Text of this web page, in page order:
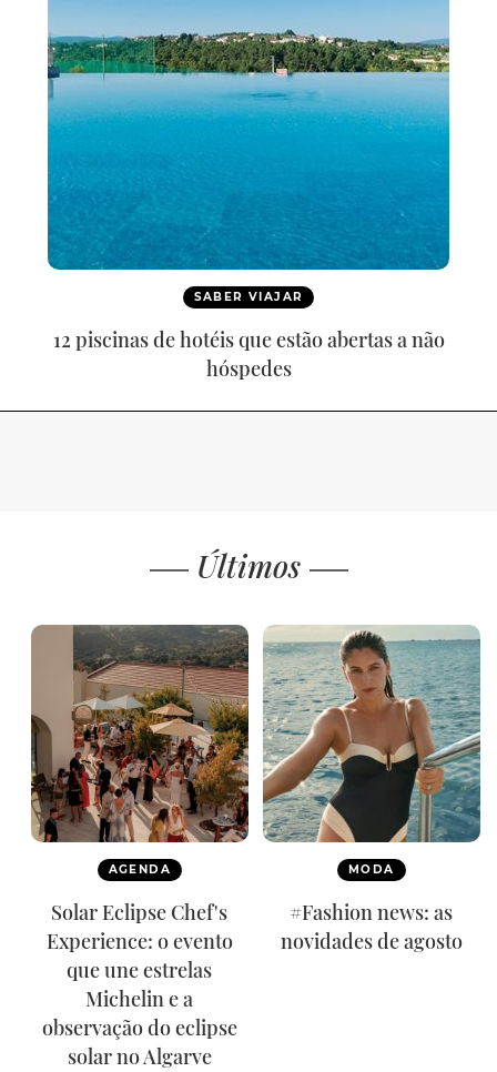
SABER VIAJAR
12 piscinas de hotéis que estão abertas a não
hóspedes
Últimos
AGENDA
Solar Eclipse Chef's
Experience: o evento
que une estrelas
Michelin e a
observação do eclipse
solar no Algarve
MODA
#Fashion news: as
novidades de agosto